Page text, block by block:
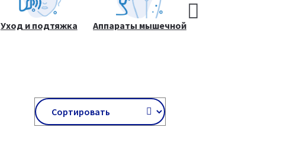
Уход и подтяжка
Аппараты мышечной